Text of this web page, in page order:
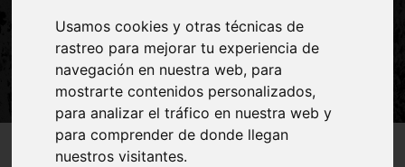
Usamos cookies y otras técnicas de
rastreo para mejorar tu experiencia de
navegación en nuestra web, para
mostrarte contenidos personalizados,
para analizar el tráfico en nuestra web y
para comprender de donde llegan
nuestros visitantes.
NATURALEZA
Revista Murcia en Clave Ambiental
Región de Murcia Digital Naturaleza En Clave Ambiental